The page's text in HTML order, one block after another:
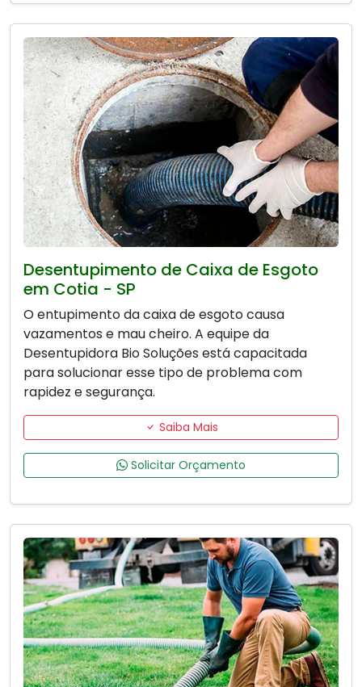
Desentupimento de Caixa de Esgoto
em Cotia - SP
O entupimento da caixa de esgoto causa
vazamentos e mau cheiro. A equipe da
Desentupidora Bio Soluções está capacitada
para solucionar esse tipo de problema com
rapidez e segurança.
Saiba Mais
Solicitar Orçamento